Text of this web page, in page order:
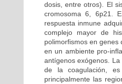
dosis, entre otros). El
cromosoma 6, 6p21.
respuesta inmune
complejo mayor de
polimorfismos en
en un ambiente pro-
antígenos exógenos.
de la coagulación,
principalmente las